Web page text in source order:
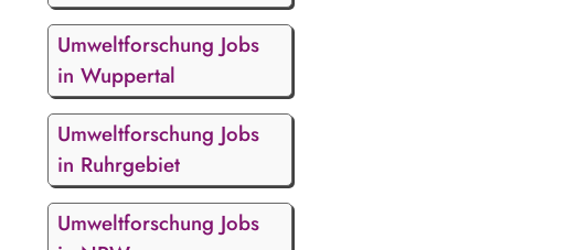
Umweltforschung Jobs
in Wuppertal
Umweltforschung Jobs
in Ruhrgebiet
Umweltforschung Jobs